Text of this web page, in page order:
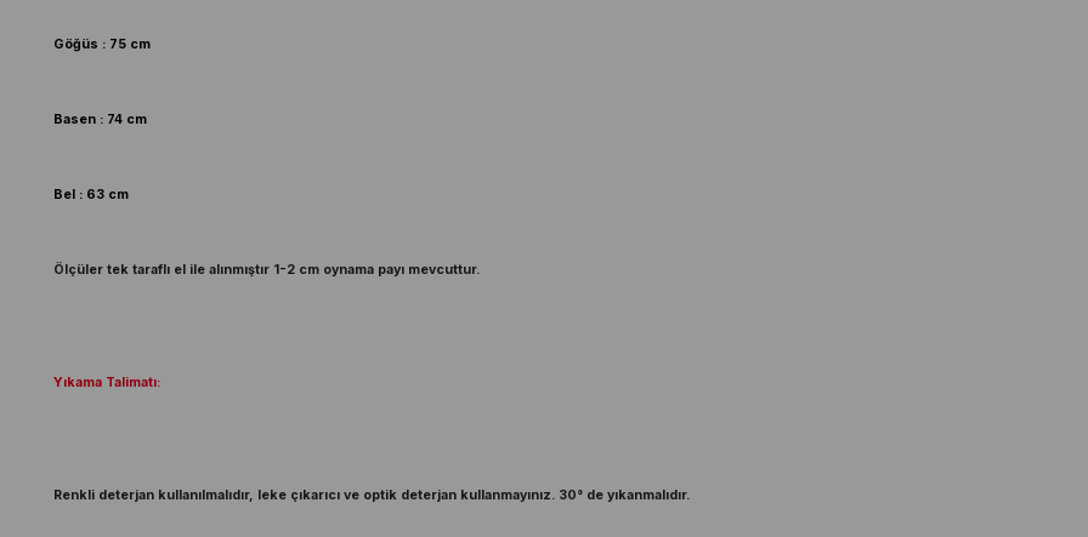
Göğüs : 75 cm
Basen : 74 cm
Bel : 63 cm
Ölçüler tek taraflı el ile alınmıştır 1-2 cm oynama payı mevcuttur.
Yıkama Talimatı:
Renkli deterjan kullanılmalıdır, leke çıkarıcı ve optik deterjan kullanmayınız. 30° de yıkanmalıdır.